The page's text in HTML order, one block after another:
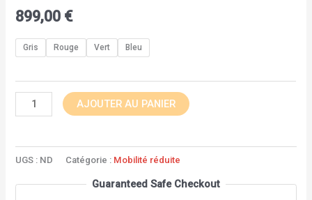
Noté5.00
sur 5
basé sur
1
notation
client
899,00 €
Gris Rouge Vert Bleu
AJOUTER AU PANIER
UGS : ND Catégorie : Mobilité réduite
Guaranteed Safe Checkout